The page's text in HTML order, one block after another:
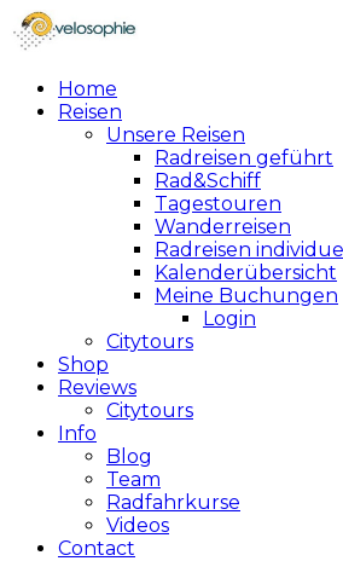
Home
Reisen
Unsere Reisen
Radreisen geführt
Rad&Schiff
Tagestouren
Wanderreisen
Radreisen individuel
Kalenderübersicht
Meine Buchungen
Login
Citytours
Shop
Reviews
Citytours
Info
Blog
Team
Radfahrkurse
Videos
Contact